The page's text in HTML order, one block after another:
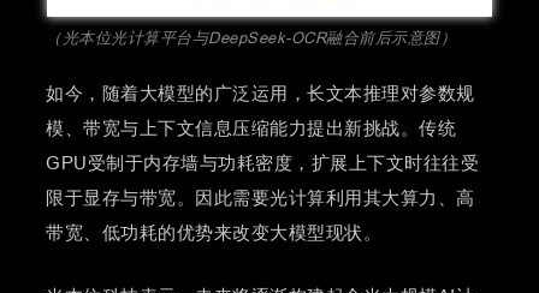
（光本位光计算平台与DeepSeek-OCR融合前后示意图）
如今，随着大模型的广泛运用，长文本推理对参数规
模、带宽与上下文信息压缩能力提出新挑战。传统
GPU受制于内存墙与功耗密度，扩展上下文时往往受
限于显存与带宽。因此需要光计算利用其大算力、高
带宽、低功耗的优势来改变大模型现状。